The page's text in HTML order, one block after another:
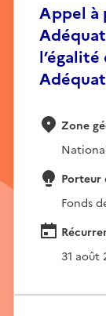
Appel à
l’égalité
Adéquat
Zone
Porteur
Fonds
31 août